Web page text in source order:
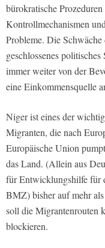
bürokratische
Kontrollmechanismen
Probleme. Die Schwäche
geschlossenes
immer weiter von der
eine Einkommensquelle
Niger ist eines der
Migranten, die nach
Europäische Union
das Land. (Allein aus
für Entwicklungshilfe für
BMZ) bisher auf mehr
soll die Migrantenrouten
blockieren.